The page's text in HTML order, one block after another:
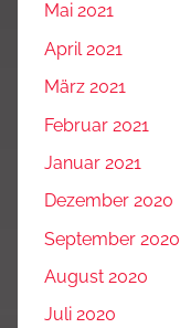
Mai 2021
April 2021
März 2021
Februar 2021
Januar 2021
Dezember 2020
September 2020
August 2020
Juli 2020